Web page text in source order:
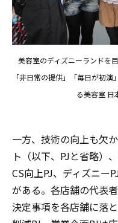
美容室のディズニーランドを
「非日常の提供」「毎日が初
る美容室 日
一方、技術の向上も欠
ト（以下、PJと省略）
CS向上PJ、ディズニー
がある。各店舗の代表
決定事項を各店舗に落